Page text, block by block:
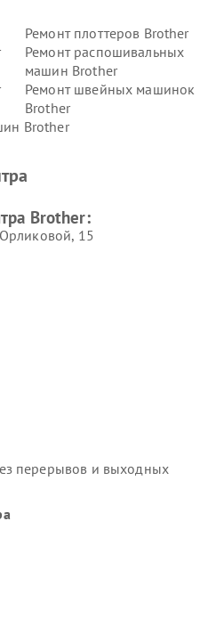
Ремонт плоттеров Brother
Ремонт распошивальных
машин Brother
Ремонт швейных машинок
Brother
Brother
Brother:
15
перерывов и выходных